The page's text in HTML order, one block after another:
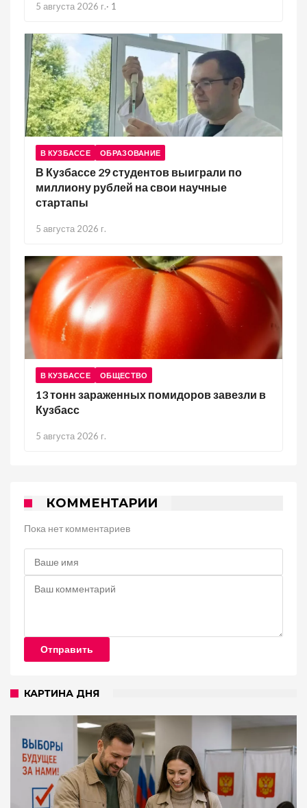
5 августа 2026 г.· 1
В КУЗБАССЕ ОБРАЗОВАНИЕ
В Кузбассе 29 студентов выиграли по
миллиону рублей на свои научные
стартапы
5 августа 2026 г.
В КУЗБАССЕ ОБЩЕСТВО
13 тонн зараженных помидоров завезли в
Кузбасс
5 августа 2026 г.
КОММЕНТАРИИ
Пока нет комментариев
Отправить
КАРТИНА ДНЯ